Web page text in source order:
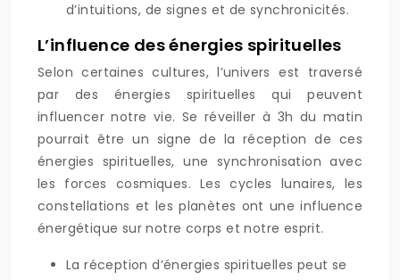
d’intuitions, de signes et de synchronicités.
L’influence des énergies spirituelles
Selon certaines cultures, l’univers est traversé
par des énergies spirituelles qui peuvent
influencer notre vie. Se réveiller à 3h du matin
pourrait être un signe de la réception de ces
énergies spirituelles, une synchronisation avec
les forces cosmiques. Les cycles lunaires, les
constellations et les planètes ont une influence
énergétique sur notre corps et notre esprit.
La réception d’énergies spirituelles peut se